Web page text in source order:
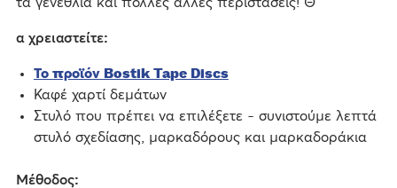
α χρειαστείτε:
Το προϊόν Bostik Tape Discs
Καφέ χαρτί δεμάτων
Στυλό που πρέπει να επιλέξετε - συνιστούμε λεπτά
στυλό σχεδίασης, μαρκαδόρους και μαρκαδοράκια
Μέθοδος: